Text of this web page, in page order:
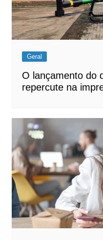
Geral
O lançamento do
repercute na